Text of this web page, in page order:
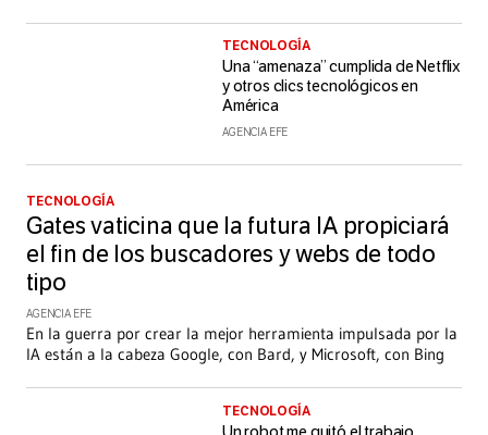
TECNOLOGÍA
Una “amenaza” cumplida de Netflix
y otros clics tecnológicos en
América
AGENCIA EFE
TECNOLOGÍA
Gates vaticina que la futura IA propiciará
el fin de los buscadores y webs de todo
tipo
AGENCIA EFE
En la guerra por crear la mejor herramienta impulsada por la
IA están a la cabeza Google, con Bard, y Microsoft, con Bing
TECNOLOGÍA